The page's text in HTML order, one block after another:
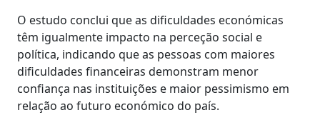
O estudo conclui que as dificuldades económicas
têm igualmente impacto na perceção social e
política, indicando que as pessoas com maiores
dificuldades financeiras demonstram menor
confiança nas instituições e maior pessimismo em
relação ao futuro económico do país.